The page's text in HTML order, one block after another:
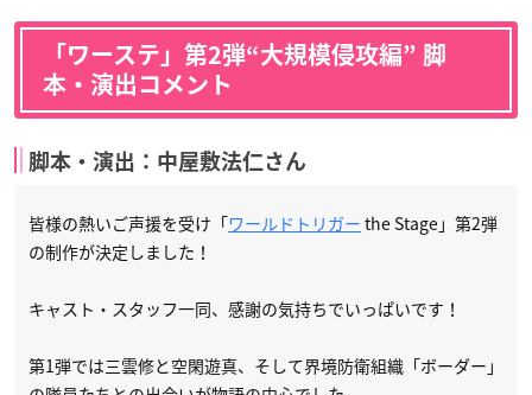
「ワーステ」第2弾“大規模侵攻編” 脚
本・演出コメント
脚本・演出：中屋敷法仁さん
皆様の熱いご声援を受け「ワールドトリガー the Stage」第2弾
の制作が決定しました！
キャスト・スタッフ一同、感謝の気持ちでいっぱいです！
第1弾では三雲修と空閑遊真、そして界境防衛組織「ボーダー」